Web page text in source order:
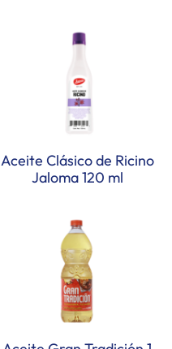
Aceite Clásico de Ricino
Jaloma 120 ml